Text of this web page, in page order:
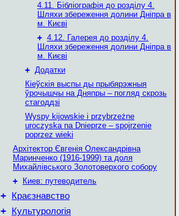
4.11. Бібліографія до розділу 4.
Шляхи збереження долини Дніпра в
м. Києві
+ 4.12. Галерея до розділу 4.
Шляхи збереження долини Дніпра в
м. Києві
+ Додатки
Кіеўскія выспы ды прыбярэжныя
ўрочышчы на Дняпры – погляд скрозь
стагоддзі
Wyspy kijowskie i przybrzeżne
uroczyska na Dnieprze – spojrzenie
poprzez wieki
Архітектор Євгенія Олександрівна
Маринченко (1916-1999) та доля
Михайлівського Золотоверхого собору
+
Киев: путеводитель
+ Краєзнавство
+ Культурологія